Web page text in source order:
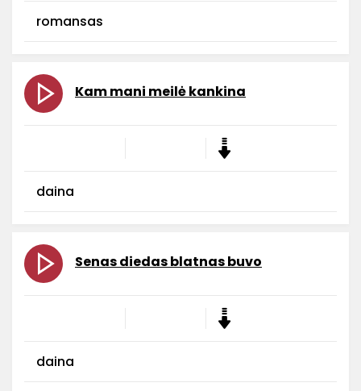
romansas
Kam mani meilė kankina
daina
Senas diedas blatnas buvo
daina